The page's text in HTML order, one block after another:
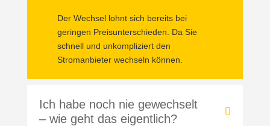
Der Wechsel lohnt sich bereits bei
geringen Preisunterschieden. Da Sie
schnell und unkompliziert den
Stromanbieter wechseln können.
Ich habe noch nie gewechselt
– wie geht das eigentlich?